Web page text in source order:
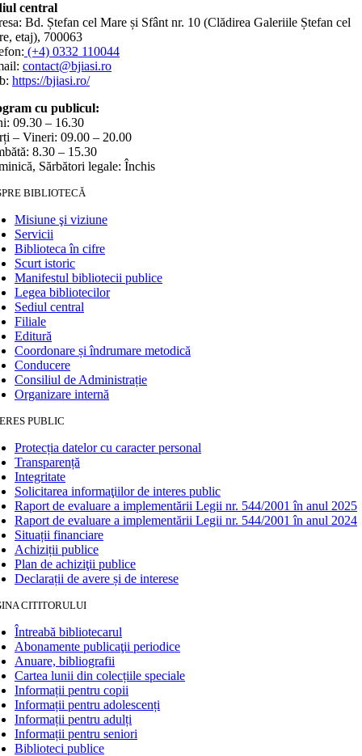
central
Bd. Ștefan cel Mare și Sfânt nr. 10 (Clădirea Galeriile Ștefan cel
etaj), 700063
(+4) 0332 110044
contact@bjiasi.ro
https://bjiasi.ro/
cu publicul:
09.30 – 16.30
– Vineri: 09.00 – 20.00
8.30 – 15.30
Sărbători legale: Închis
BIBLIOTECĂ
Misiune şi viziune
Servicii
Biblioteca în cifre
Scurt istoric
Manifestul bibliotecii publice
Legea bibliotecilor
Sediul central
Filiale
Editură
Coordonare și îndrumare metodică
Conducere
Consiliul de Administrație
Organizare internă
PUBLIC
Protecția datelor cu caracter personal
Transparență
Integritate
Solicitarea informaţiilor de interes public
Raport de evaluare a implementării Legii nr. 544/2001 în anul 2025
Raport de evaluare a implementării Legii nr. 544/2001 în anul 2024
Situații financiare
Achiziții publice
Plan de achiziţii publice
Declarații de avere și de interese
CITITORULUI
Întreabă bibliotecarul
Abonamente publicaţii periodice
Anuare, bibliografii
Cartea lunii din colecțiile speciale
Informații pentru copii
Informații pentru adolescenți
Informații pentru adulți
Informații pentru seniori
Biblioteci publice